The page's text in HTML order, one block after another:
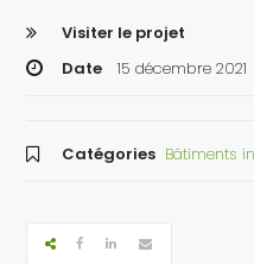
Visiter le projet
Date
15 décembre 2021
Catégories Bâtiments